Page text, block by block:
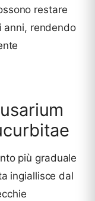
restare
anni, rendendo
più graduale
ingiallisce dal